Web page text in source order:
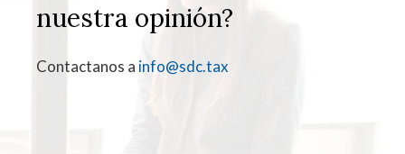
nuestra opinión?
Contactanos a info@sdc.tax